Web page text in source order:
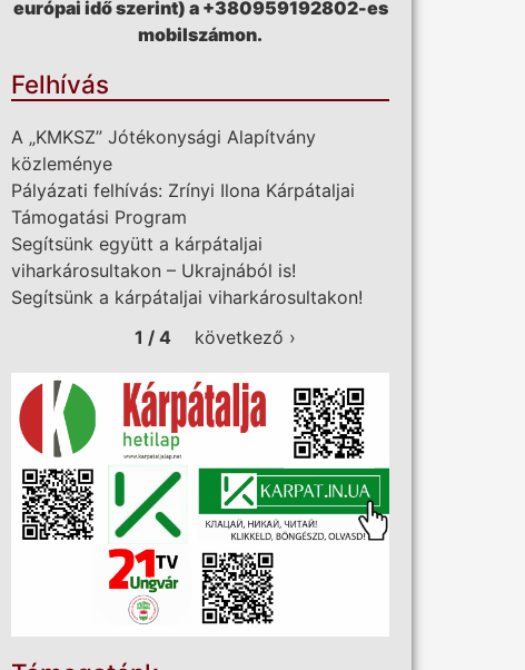
európai idő szerint) a +380959192802-es
mobilszámon.
Felhívás
A „KMKSZ” Jótékonysági Alapítvány
közleménye
Pályázati felhívás: Zrínyi Ilona Kárpátaljai
Támogatási Program
Segítsünk együtt a kárpátaljai
viharkárosultakon – Ukrajnából is!
Segítsünk a kárpátaljai viharkárosultakon!
1 / 4
következő ›